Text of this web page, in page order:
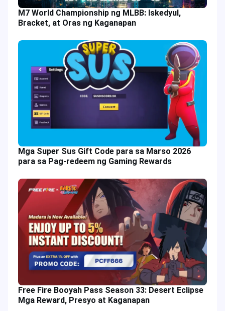
M7 World Championship ng MLBB: Iskedyul,
Bracket, at Oras ng Kaganapan
Mga Super Sus Gift Code para sa Marso 2026
para sa Pag-redeem ng Gaming Rewards
Free Fire Booyah Pass Season 33: Desert Eclipse
Mga Reward, Presyo at Kaganapan